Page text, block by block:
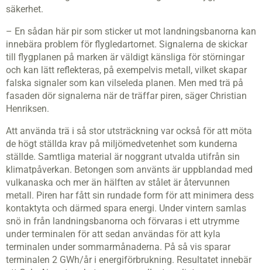
säkerhet.
– En sådan här pir som sticker ut mot landningsbanorna kan
innebära problem för flygledartornet. Signalerna de skickar
till flygplanen på marken är väldigt känsliga för störningar
och kan lätt reflekteras, på exempelvis metall, vilket skapar
falska signaler som kan vilseleda planen. Men med trä på
fasaden dör signalerna när de träffar piren, säger Christian
Henriksen.
Att använda trä i så stor utsträckning var också för att möta
de högt ställda krav på miljömedvetenhet som kunderna
ställde. Samtliga material är noggrant utvalda utifrån sin
klimatpåverkan. Betongen som använts är uppblandad med
vulkanaska och mer än hälften av stålet är återvunnen
metall. Piren har fått sin rundade form för att minimera dess
kontaktyta och därmed spara energi. Under vintern samlas
snö in från landningsbanorna och förvaras i ett utrymme
under terminalen för att sedan användas för att kyla
terminalen under sommarmånaderna. På så vis sparar
terminalen 2 GWh/år i energiförbrukning. Resultatet innebär